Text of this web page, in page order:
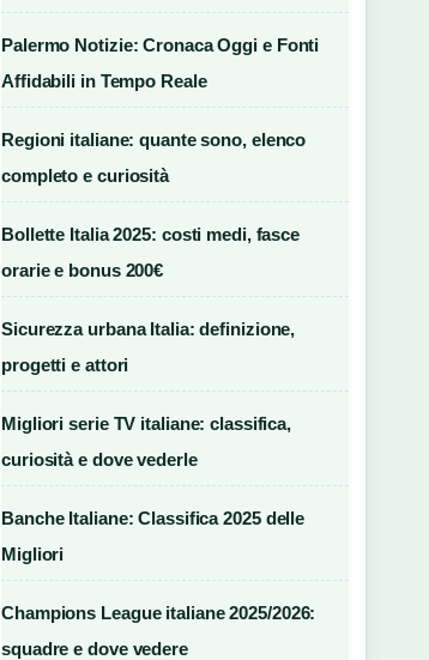
Palermo Notizie: Cronaca Oggi e Fonti
Affidabili in Tempo Reale
Regioni italiane: quante sono, elenco
completo e curiosità
Bollette Italia 2025: costi medi, fasce
orarie e bonus 200€
Sicurezza urbana Italia: definizione,
progetti e attori
Migliori serie TV italiane: classifica,
curiosità e dove vederle
Banche Italiane: Classifica 2025 delle
Migliori
Champions League italiane 2025/2026:
squadre e dove vedere